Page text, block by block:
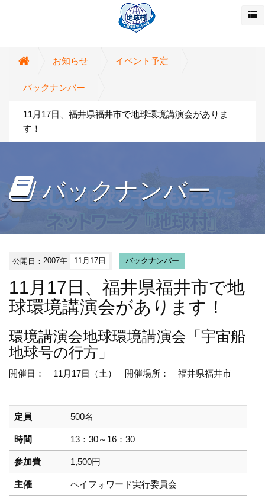
お知らせ イベント予定
バックナンバー
11月17日、福井県福井市で地球環境講演会がありま
す！
バックナンバー
公開日：2007年 11月17日 バックナンバー
11月17日、福井県福井市で地
球環境講演会があります！
環境講演会地球環境講演会「宇宙船
地球号の行方」
開催日： 11月17日（土） 開催場所： 福井県福井市
定員 500名
時間 13：30～16：30
参加費 1,500円
主催 ペイフォワード実行委員会